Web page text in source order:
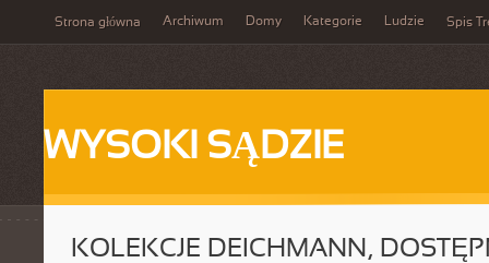
Strona główna Archiwum Domy Kategorie Ludzie Spis
WYSOKI SĄDZIE
KOLEKCJE DEICHMANN,